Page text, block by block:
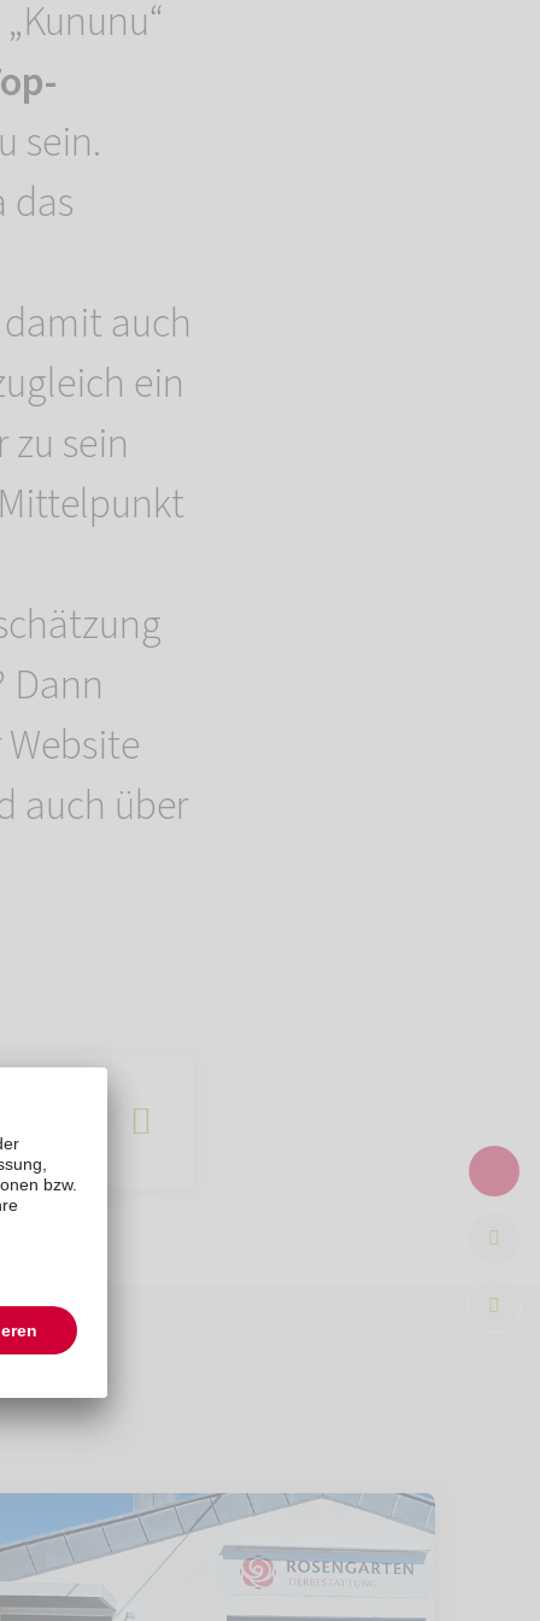
sein.
das
auch
ein
sein
auch über